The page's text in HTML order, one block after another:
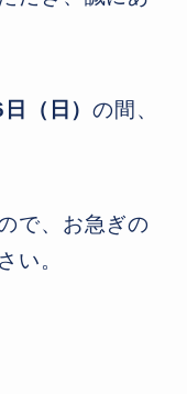
（日）の間、
で、お急ぎの
い。